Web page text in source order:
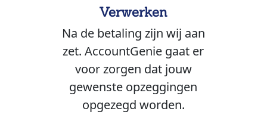
Verwerken
Na de betaling zijn wij aan
zet. AccountGenie gaat er
voor zorgen dat jouw
gewenste opzeggingen
opgezegd worden.